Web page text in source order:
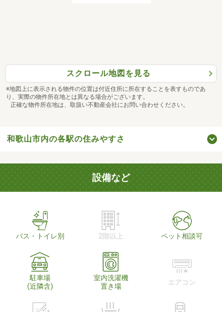
スクロール地図を見る
※地図上に表示される物件の位置は付近住所に所在することを表すものであ
り、実際の物件所在地とは異なる場合がございます。
正確な物件所在地は、取扱い不動産会社にお問い合わせください。
和歌山市内の各駅の住みやすさ
設備など
バス・トイレ別 2階以上 ペット相談可
駐車場
(近隣含)
室内洗濯機
置き場
エアコン